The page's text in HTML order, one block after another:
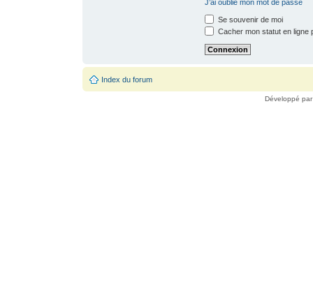
J’ai oublié mon mot de passe
Se souvenir de moi
Cacher mon statut en ligne
Index du forum
Développé